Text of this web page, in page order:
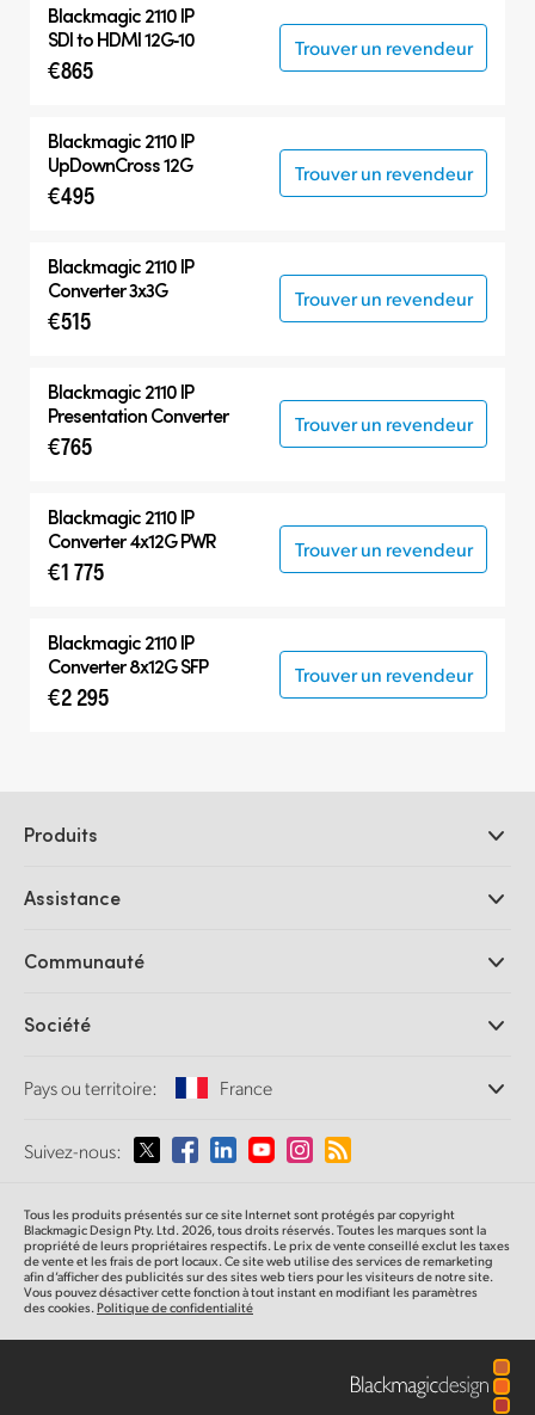
Blackmagic 2110 IP
SDI to HDMI 12G‑10
€865
Trouver un revendeur
Blackmagic 2110 IP
UpDownCross 12G
€495
Trouver un revendeur
Blackmagic 2110 IP
Converter 3x3G
€515
Trouver un revendeur
Blackmagic 2110 IP
Presentation Converter
€765
Trouver un revendeur
Blackmagic 2110 IP
Converter 4x12G PWR
€1 775
Trouver un revendeur
Blackmagic 2110 IP
Converter 8x12G SFP
€2 295
Trouver un revendeur
Produits
Logiciels DaVinci Resolve et Fusion
Ultimatte
Capture et lecture
Conversion de standards
Stockage en réseau
Routage et distribution
Diffusion et encodage
Assistance
Centre d'assistance technique
Communauté
Société
À propos de Blackmagic Design
Médias
Pays ou territoire: France
Sélectionnez un pays
Australia
Austria
Suivez-nous:
Tous les produits présentés sur ce site Internet sont protégés par copyright
Blackmagic Design Pty. Ltd. 2026, tous droits réservés. Toutes les marques sont la
propriété de leurs propriétaires respectifs. Le prix de vente conseillé exclut les taxes
de vente et les frais de port locaux. Ce site web utilise des services de remarketing
afin d’afficher des publicités sur des sites web tiers pour les visiteurs de notre site.
Vous pouvez désactiver cette fonction à tout instant en modifiant les paramètres
des cookies.Politique de confidentialité